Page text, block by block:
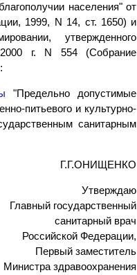
населения" от
1999, N 14, ст. 1650) и
утвержденного
г. N 554 (Собрание
"Предельно допустимые
питьевого и культурно-
санитарным
Г.Г.ОНИЩЕНКО
Утверждаю
Главный государственный
санитарный врач
Российской Федерации,
Первый заместитель
Министра здравоохранения